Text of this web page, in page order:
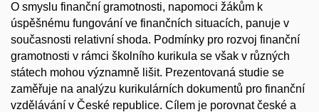
O smyslu finanční gramotnosti, napomoci žákům k
úspěšnému fungování ve finančních situacích, panuje v
současnosti relativní shoda. Podmínky pro rozvoj finanční
gramotnosti v rámci školního kurikula se však v různých
státech mohou významně lišit. Prezentovaná studie se
zaměřuje na analýzu kurikulárních dokumentů pro finanční
vzdělávání v České republice. Cílem je porovnat české a